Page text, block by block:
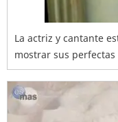
La actriz y cantante
mostrar sus perfectas